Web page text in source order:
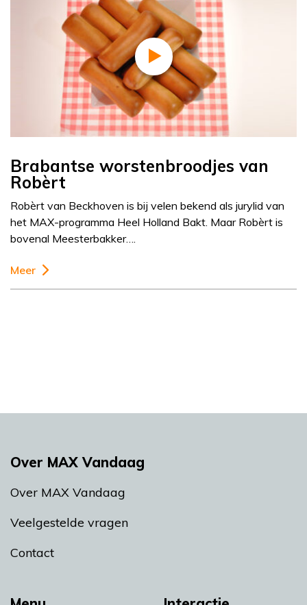
Brabantse worstenbroodjes van
Robèrt
Robèrt van Beckhoven is bij velen bekend als jurylid van
het MAX-programma Heel Holland Bakt. Maar Robèrt is
bovenal Meesterbakker….
Meer
Over MAX Vandaag
Over MAX Vandaag
Veelgestelde vragen
Contact